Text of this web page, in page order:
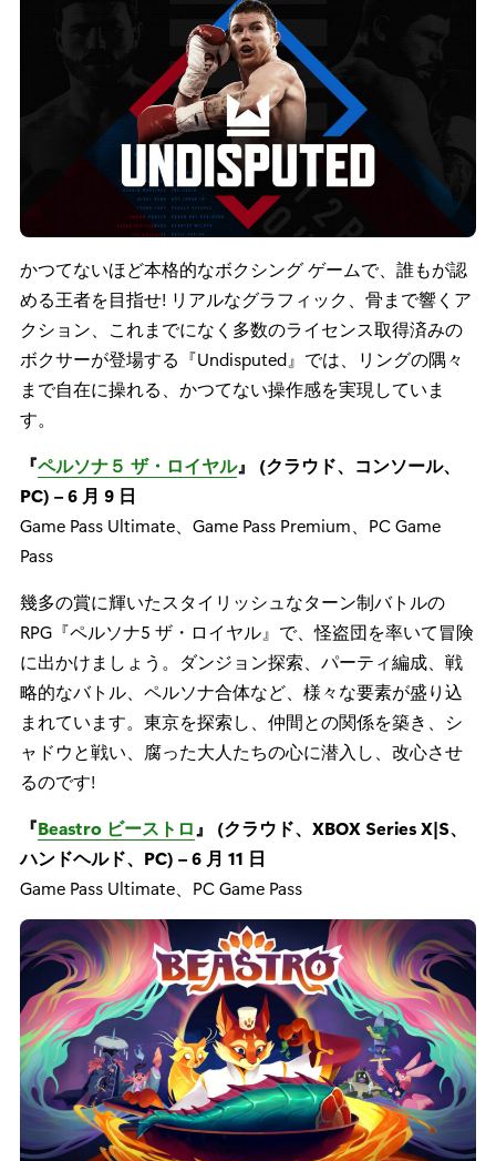
かつてないほど本格的なボクシング ゲームで、誰もが認
める王者を目指せ! リアルなグラフィック、骨まで響くア
クション、これまでになく多数のライセンス取得済みの
ボクサーが登場する『Undisputed』では、リングの隅々
まで自在に操れる、かつてない操作感を実現していま
す。
『ペルソナ５ ザ・ロイヤル』 (クラウド、コンソール、
PC) – 6 月 9 日
Game Pass Ultimate、Game Pass Premium、PC Game
Pass
幾多の賞に輝いたスタイリッシュなターン制バトルの
RPG『ペルソナ5 ザ・ロイヤル』で、怪盗団を率いて冒険
に出かけましょう。ダンジョン探索、パーティ編成、戦
略的なバトル、ペルソナ合体など、様々な要素が盛り込
まれています。東京を探索し、仲間との関係を築き、シ
ャドウと戦い、腐った大人たちの心に潜入し、改心させ
るのです!
『Beastro ビーストロ 』 (クラウド、XBOX Series X|S、
ハンドヘルド、PC) – 6 月 11 日
Game Pass Ultimate、PC Game Pass